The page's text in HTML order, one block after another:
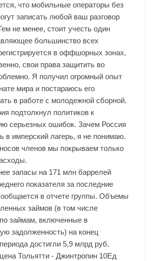
что мобильные операторы без
записать любой ваш разговор
не менее, стоит учесть один
большинство всех
в оффшорных зонах,
свои права защитить во
Я получил огромный опыт
мира и постараюсь его
в работе с молодежной сборной.
подтолкнул политиков к
серьезных ошибок. Зачем Россия
в имперский лагерь, я не понимаю.
членов мы покрываем только
запасы на 171 млн баррелей
показателя за последние
в отчете группы. Объемы
займов (в том числе
займам, включенные в
задолженность) на конец
достигли 5,9 млрд руб.
Тольятти - Джинтропин 10Ед